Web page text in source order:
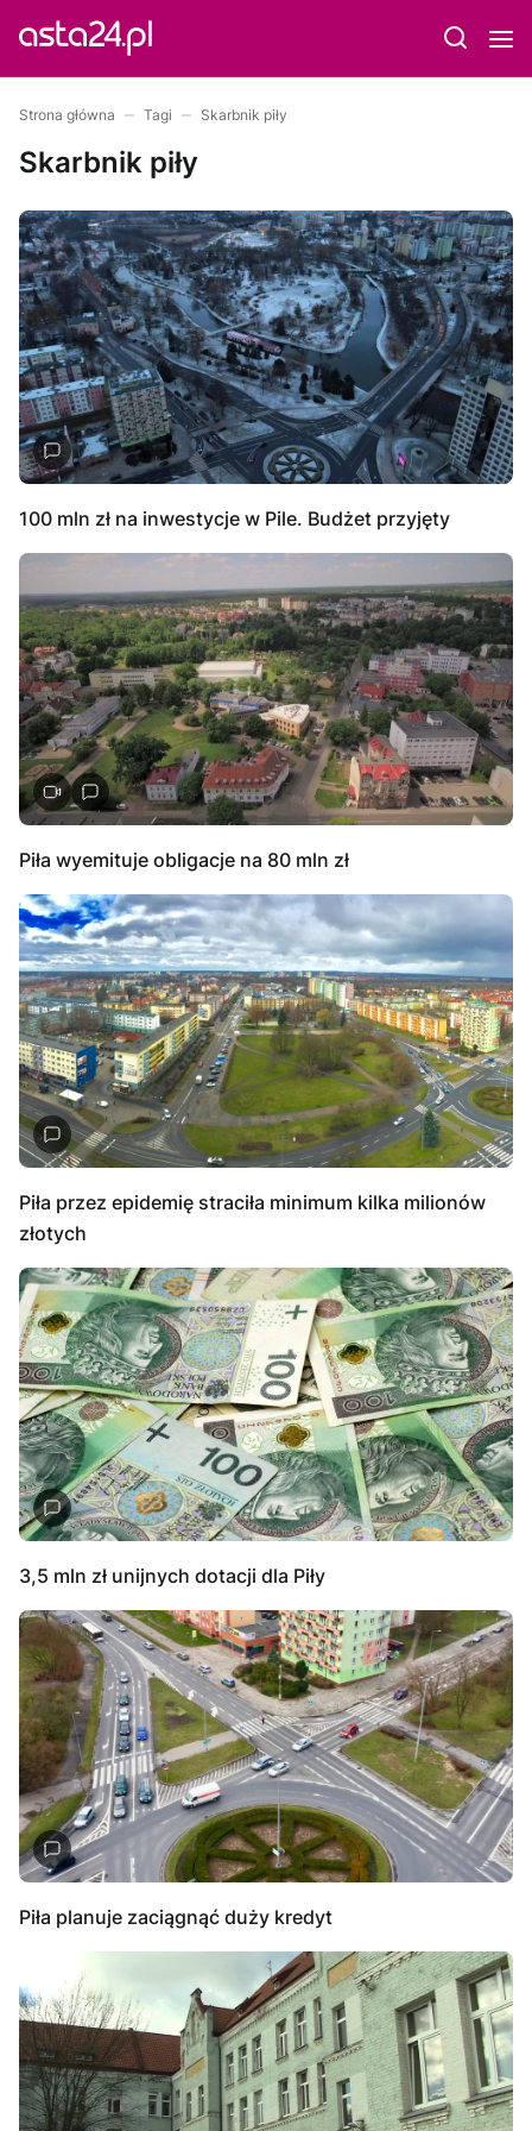
Strona główna Tagi Skarbnik piły
Skarbnik piły
100 mln zł na inwestycje w Pile. Budżet przyjęty
Piła wyemituje obligacje na 80 mln zł
Piła przez epidemię straciła minimum kilka milionów
złotych
3,5 mln zł unijnych dotacji dla Piły
Piła planuje zaciągnąć duży kredyt